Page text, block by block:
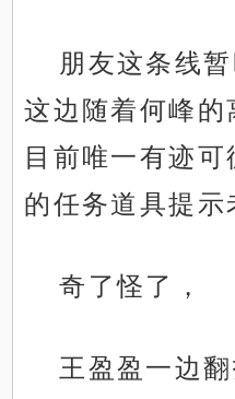
朋友这条线
这边随着何峰的
目前唯一有迹
的任务道具提示
奇了怪了，
王盈盈一边